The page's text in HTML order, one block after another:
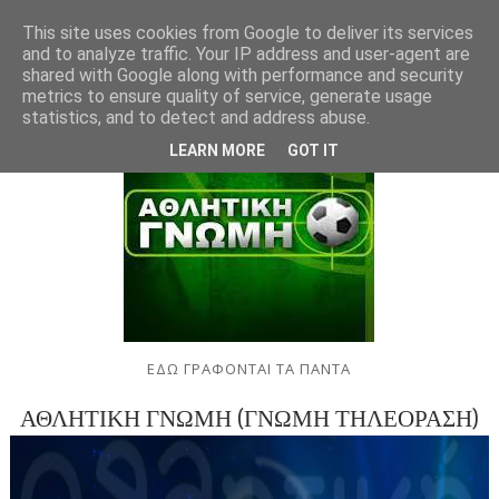
ΕΔΩ ΓΡΑΦΟΝΤΑΙ ΤΑ ΠΑΝΤΑ
ΑΘΛΗΤΙΚΗ ΓΝΩΜΗ (ΓΝΩΜΗ ΤΗΛΕΟΡΑΣΗ)
This site uses cookies from Google to deliver its services
and to analyze traffic. Your IP address and user-agent are
shared with Google along with performance and security
metrics to ensure quality of service, generate usage
statistics, and to detect and address abuse.
LEARN MORE GOT IT